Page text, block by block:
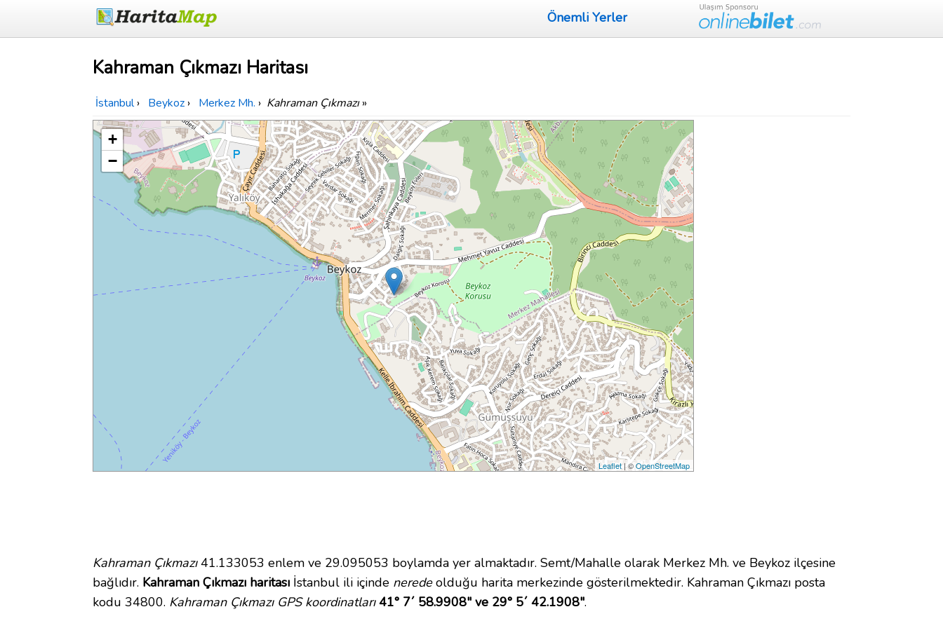
Önemli Yerler
Kahraman Çıkmazı Haritası
İstanbul › Beykoz › Merkez Mh. › Kahraman Çıkmazı»
+
−
Leaflet| ©OpenStreetMap
Kahraman Çıkmazı41.133053 enlem ve 29.095053 boylamda yer almaktadır. Semt/Mahalle olarak Merkez Mh. ve Beykoz ilçesine
bağlıdır. Kahraman Çıkmazı haritası İstanbul ili içinde neredeolduğu harita merkezinde gösterilmektedir. Kahraman Çıkmazı posta
kodu 34800. Kahraman Çıkmazı GPS koordinatları 41° 7´ 58.9908" ve 29° 5´ 42.1908".